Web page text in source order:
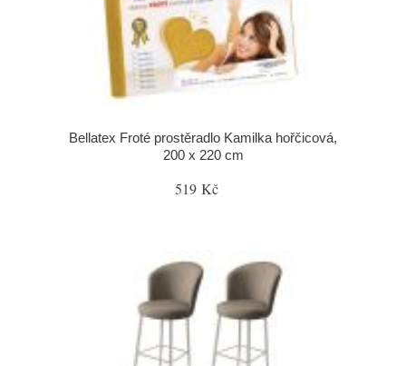
Bellatex Froté prostěradlo Kamilka hořčicová,
200 x 220 cm
519 Kč